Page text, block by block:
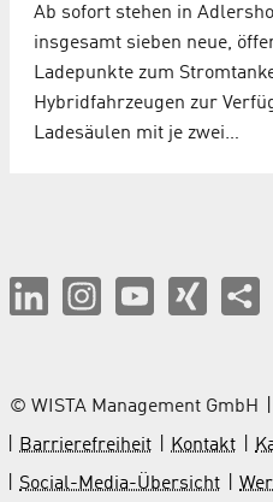
Ab sofort stehen in
insgesamt sieben neue,
Ladepunkte zum
Hybridfahrzeugen zur
Ladesäulen mit je zwei…
© WISTA Management GmbH
Barrierefreiheit
Kontakt
Social-Media-Übersicht